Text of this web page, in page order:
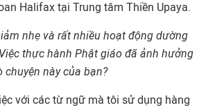
Halifax tại Trung tâm Thiền Upaya.
nhẹ và rất nhiều hoạt động dường
thực hành Phật giáo đã ảnh hưởng
này của bạn?
với các từ ngữ mà tôi sử dụng hàng